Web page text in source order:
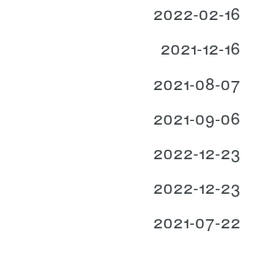
2022-02-16
2021-12-16
2021-08-07
2021-09-06
2022-12-23
2022-12-23
2021-07-22